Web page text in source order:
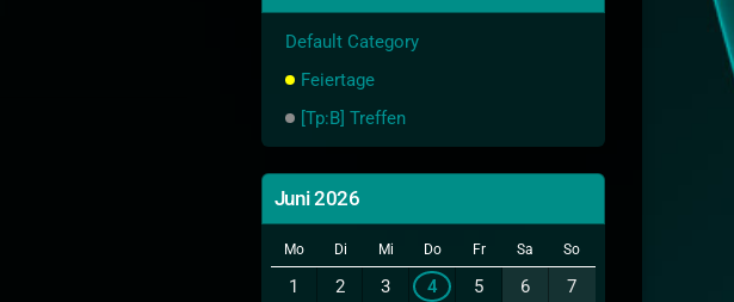
Default Category
Feiertage
[Tp:B] Treffen
Juni 2026
Mo Di Mi Do Fr Sa So
1 2 3 4 5 6
7